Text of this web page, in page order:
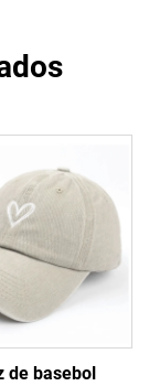
de basebol